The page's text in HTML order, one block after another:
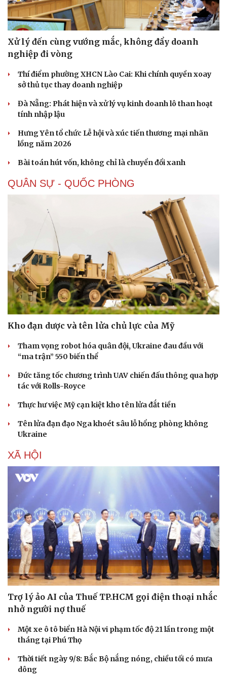
Sân khấu - Điện ảnh
Âm nhạc
Sao Việt
Xử lý đến cùng vướng mắc, không đẩy doanh
nghiệp đi vòng
Thí điểm phường XHCN Lào Cai: Khi chính quyền xoay
sở thủ tục thay doanh nghiệp
Đà Nẵng: Phát hiện và xử lý vụ kinh doanh lô than hoạt
tính nhập lậu
Hưng Yên tổ chức Lễ hội và xúc tiến thương mại nhãn
lồng năm 2026
Bài toán hút vốn, không chỉ là chuyển đổi xanh
QUÂN SỰ - QUỐC PHÒNG
Kho đạn dược và tên lửa chủ lực của Mỹ
Tham vọng robot hóa quân đội, Ukraine đau đầu với
“ma trận” 550 biến thể
Đức tăng tốc chương trình UAV chiến đấu thông qua hợp
tác với Rolls-Royce
Thực hư việc Mỹ cạn kiệt kho tên lửa đắt tiền
Tên lửa đạn đạo Nga khoét sâu lỗ hổng phòng không
Ukraine
XÃ HỘI
Trợ lý ảo AI của Thuế TP.HCM gọi điện thoại nhắc
nhở người nợ thuế
Một xe ô tô biển Hà Nội vi phạm tốc độ 21 lần trong một
tháng tại Phú Thọ
Thời tiết ngày 9/8: Bắc Bộ nắng nóng, chiều tối có mưa
dông